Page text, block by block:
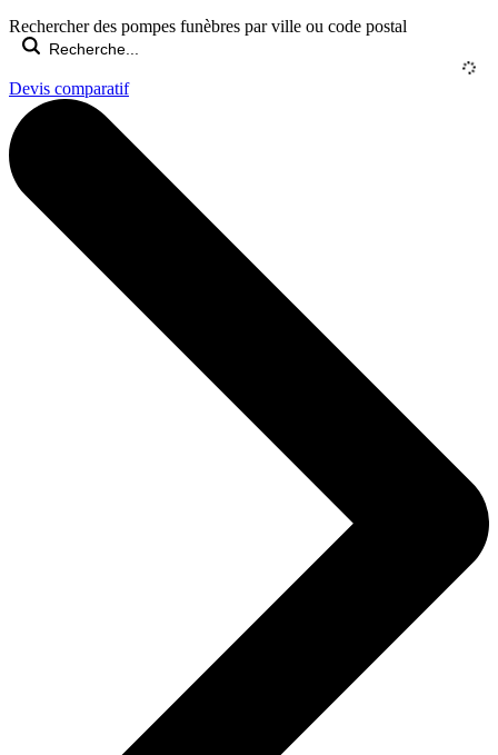
Rechercher des pompes funèbres par ville ou code postal
Devis comparatif